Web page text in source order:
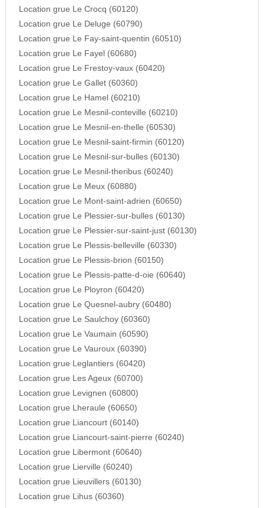
Location grue Le Crocq (60120)
Location grue Le Deluge (60790)
Location grue Le Fay-saint-quentin (60510)
Location grue Le Fayel (60680)
Location grue Le Frestoy-vaux (60420)
Location grue Le Gallet (60360)
Location grue Le Hamel (60210)
Location grue Le Mesnil-conteville (60210)
Location grue Le Mesnil-en-thelle (60530)
Location grue Le Mesnil-saint-firmin (60120)
Location grue Le Mesnil-sur-bulles (60130)
Location grue Le Mesnil-theribus (60240)
Location grue Le Meux (60880)
Location grue Le Mont-saint-adrien (60650)
Location grue Le Plessier-sur-bulles (60130)
Location grue Le Plessier-sur-saint-just (60130)
Location grue Le Plessis-belleville (60330)
Location grue Le Plessis-brion (60150)
Location grue Le Plessis-patte-d-oie (60640)
Location grue Le Ployron (60420)
Location grue Le Quesnel-aubry (60480)
Location grue Le Saulchoy (60360)
Location grue Le Vaumain (60590)
Location grue Le Vauroux (60390)
Location grue Leglantiers (60420)
Location grue Les Ageux (60700)
Location grue Levignen (60800)
Location grue Lheraule (60650)
Location grue Liancourt (60140)
Location grue Liancourt-saint-pierre (60240)
Location grue Libermont (60640)
Location grue Lierville (60240)
Location grue Lieuvillers (60130)
Location grue Lihus (60360)